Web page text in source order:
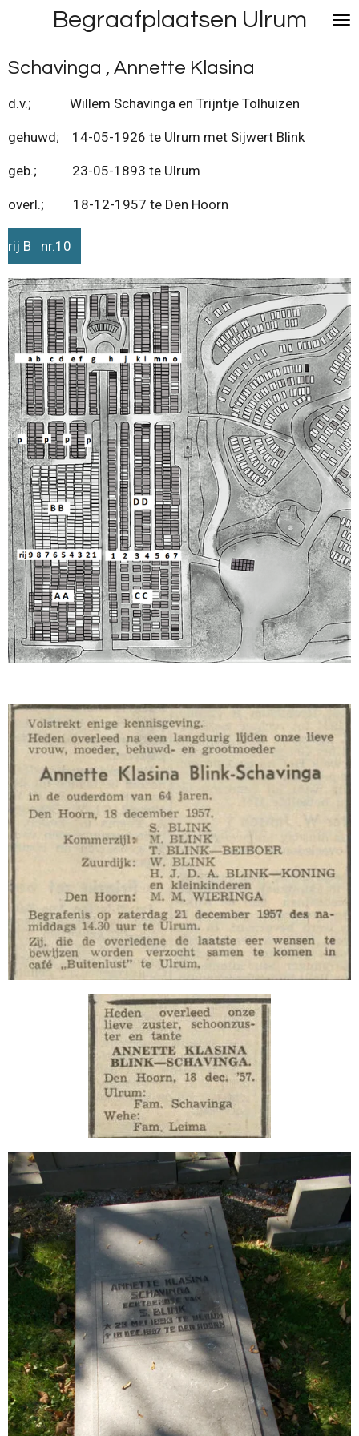
naar
de
hoofdinhoud
Begraafplaatsen Ulrum
Schavinga , Annette Klasina
d.v.; Willem Schavinga en Trijntje Tolhuizen
gehuwd; 14-05-1926 te Ulrum met Sijwert Blink
geb.; 23-05-1893 te Ulrum
overl.; 18-12-1957 te Den Hoorn
rij B nr.10